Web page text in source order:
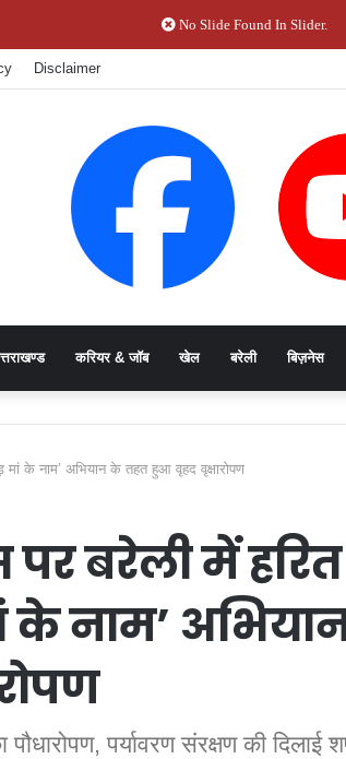
No Slide Found In Slider.
Disclaimer
करियर & जॉब खेल बरेली बिज़नेस
मां के नाम’ अभियान के तहत हुआ वृहद वृक्षारोपण
पर बरेली में हरित
के नाम’
पर्यावरण संरक्षण की दिलाई